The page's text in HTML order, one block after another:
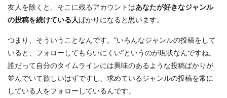
友人を除くと、そこに残るアカウントはあなたが好きなジャンル
の投稿を続けている人ばかりになると思います。
つまり、そういうことなんです。”いろんなジャンルの投稿をして
いると、フォローしてもらいにくい”というのが現状なんですね。
誰だって自分のタイムラインには興味のあるような投稿ばかりが
並んでいて欲しいはずですし、求めているジャンルの投稿を常に
している人をフォローしているんです。